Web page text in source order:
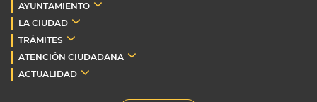
AYUNTAMIENTO
LA CIUDAD
TRÁMITES
ATENCIÓN CIUDADANA
ACTUALIDAD